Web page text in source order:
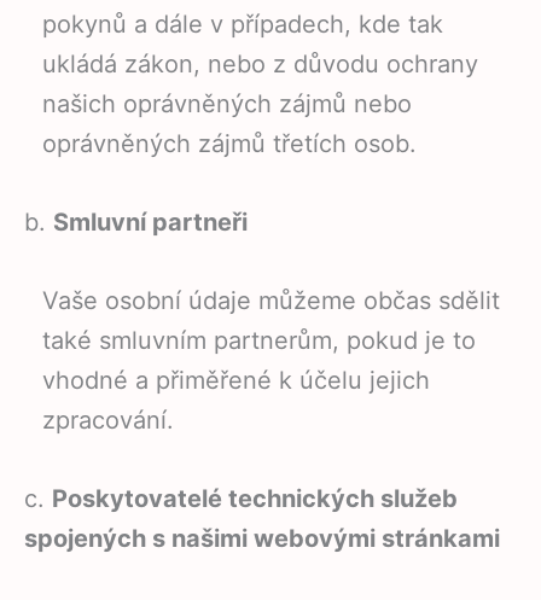
pokynů a dále v případech, kde tak
ukládá zákon, nebo z důvodu ochrany
našich oprávněných zájmů nebo
oprávněných zájmů třetích osob.
b. Smluvní partneři
Vaše osobní údaje můžeme občas sdělit
také smluvním partnerům, pokud je to
vhodné a přiměřené k účelu jejich
zpracování.
c. Poskytovatelé technických služeb
spojených s našimi webovými stránkami